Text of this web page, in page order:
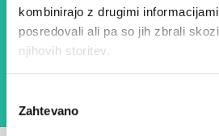
kombinirajo z drugimi
posredovali ali pa so jih zbrali
njihovih storitev.
soglasja
Zahtevano
Z uporabo tega obrazca potrjujem,
seznanjen z obdelavo osebnih
namen pošiljanja novic.